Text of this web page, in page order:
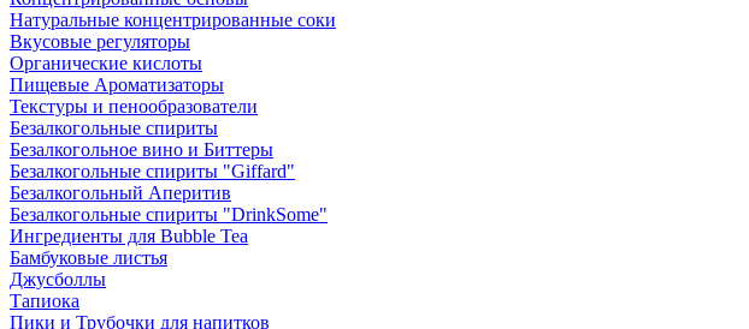
Натуральные концентрированные соки
Вкусовые регуляторы
Органические кислоты
Пищевые Ароматизаторы
Текстуры и пенообразователи
Безалкогольные спириты
Безалкогольное вино и Биттеры
Безалкогольные спириты "Giffard"
Безалкогольный Аперитив
Безалкогольные спириты "DrinkSome"
Ингредиенты для Bubble Tea
Бамбуковые листья
Джусболлы
Тапиока
Пики и Трубочки для напитков